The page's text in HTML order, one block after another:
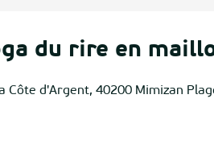
du rire en
Côte d'Argent, 40200 Mimizan